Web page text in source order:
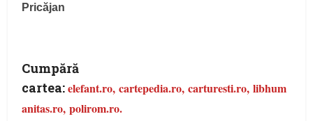
Pricăjan
Cumpără
cartea:elefant.ro,cartepedia.ro,carturesti.ro,libhum
anitas.ro,polirom.ro.